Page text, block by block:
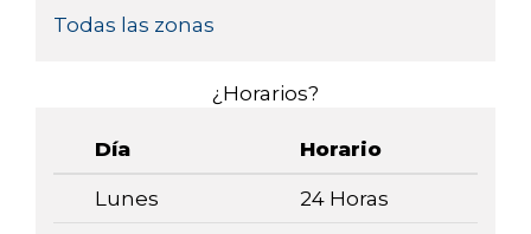
Todas las zonas
¿Horarios?
Día Horario
Lunes 24 Horas